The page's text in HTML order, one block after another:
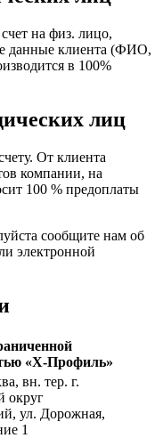
на физ. лицо,
данные клиента (ФИО,
в 100%
лиц
От клиента
компании, на
100 % предоплаты
сообщите нам об
электронной
«Х-Профиль»
вн. тер. г.
округ
ул. Дорожная,
1